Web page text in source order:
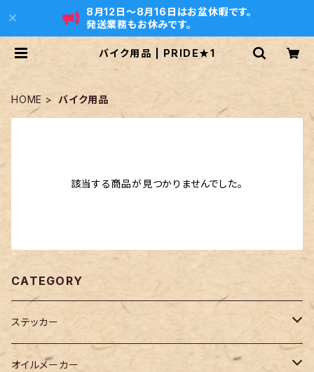
8月12日〜8月16日はお盆休暇です。
発送業務もお休みです。
バイク用品 | PRIDE★1
HOME バイク用品
該当する商品が見つかりませんでした。
CATEGORY
ステッカー
カッティングステッカー
オイルメーカー